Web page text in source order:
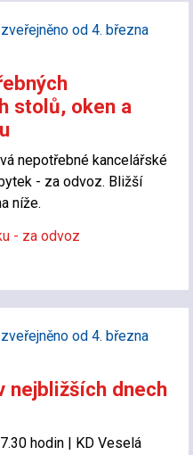
od 4. března
stolů, oken a
nepotřebné kancelářské
- za odvoz. Bližší
níže.
- za odvoz
od 4. března
nejbližších dnech
hodin | KD Veselá